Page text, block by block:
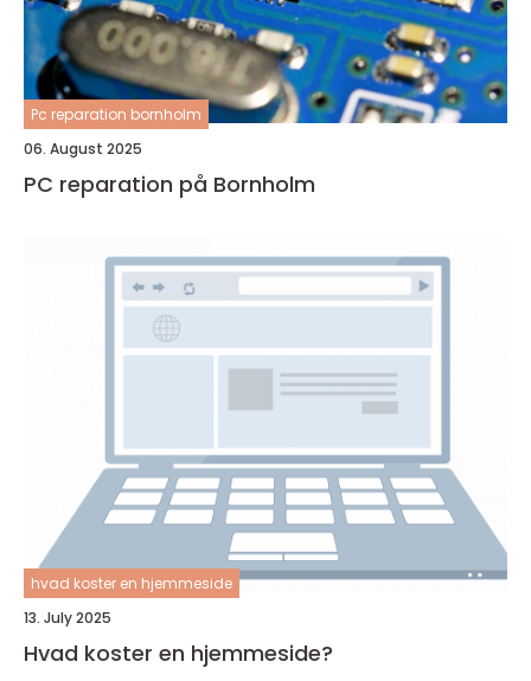
Pc reparation bornholm
06. August 2025
PC reparation på Bornholm
hvad koster en hjemmeside
13. July 2025
Hvad koster en hjemmeside?